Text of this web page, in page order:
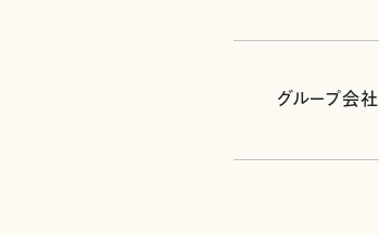
グループ会社